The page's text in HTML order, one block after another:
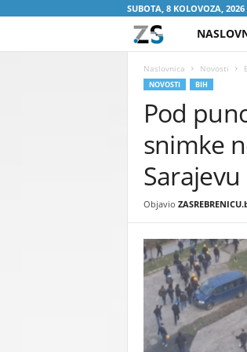
SUBOTA, 8 KOLOVOZA, 2026
A
S
E
B
R
E
N
I
Naslovnica Novosti
NOVOSTI BIH
Pod
snimke
Sarajevu
Objavio